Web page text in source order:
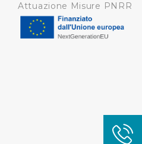
in qualsiasi momento
necessari per rendere
e l'accesso alle aree
manifestate
dallo stesso prestati, i
utilizzati per analizzare il
Attuazione Misure PNRR